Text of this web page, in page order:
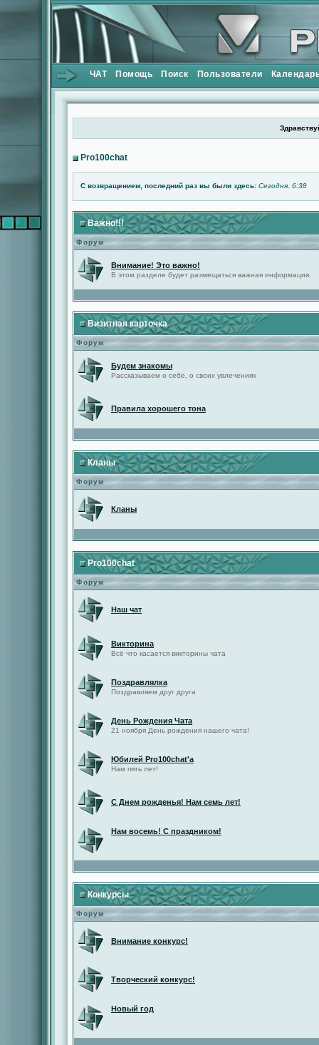
ЧАТ Помощь Поиск Пользователи
Pro100chat
С возвращением, последний раз вы были здесь: Сегодня, 6:38
Важно!!!
Форум
Внимание! Это важно!
В этом разделе будет размещаться важная информация.
Визитная карточка
Форум
Будем знакомы
Рассказываем о себе, о своих увлечениях
Правила хорошего тона
Кланы
Форум
Кланы
Pro100chat
Форум
Наш чат
Викторина
Всё что касается викторины чата
Поздравлялка
Поздравляем друг друга
День Рождения Чата
21 ноября День рождения нашего чата!
Юбилей Pro100chat'а
Нам пять лет!
С Днем рожденья! Нам семь лет!
Нам восемь! С праздником!
Конкурсы
Форум
Внимание конкурс!
Творческий конкурс!
Новый год